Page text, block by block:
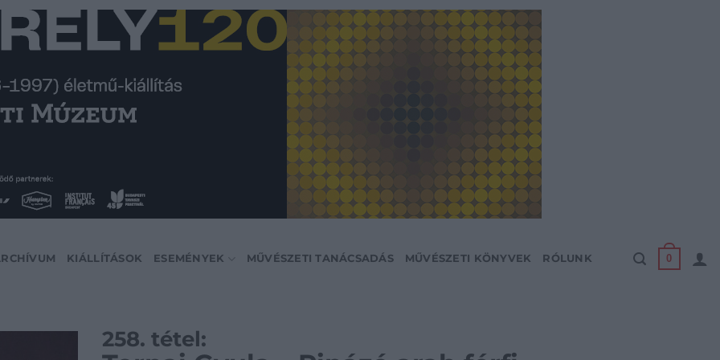
KIÁLLÍTÁSOK ESEMÉNYEK MŰVÉSZETI TANÁCSADÁS MŰVÉSZETI KÖNYVEK RÓLUNK 0
258. tétel: